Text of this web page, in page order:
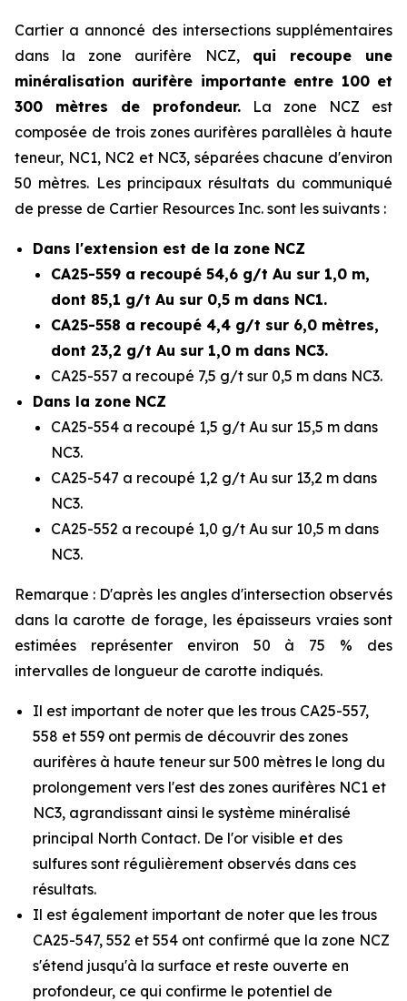
Cartier a annoncé des intersections supplémentaires
dans la zone aurifère NCZ, qui recoupe une
minéralisation aurifère importante entre 100 et
300 mètres de profondeur. La zone NCZ est
composée de trois zones aurifères parallèles à haute
teneur, NC1, NC2 et NC3, séparées chacune d'environ
50 mètres. Les principaux résultats du communiqué
de presse de Cartier Resources Inc. sont les suivants :
Dans l'extension est de la zone NCZ
CA25-559 a recoupé 54,6 g/t Au sur 1,0 m,
dont 85,1 g/t Au sur 0,5 m dans NC1.
CA25-558 a recoupé 4,4 g/t sur 6,0 mètres,
dont 23,2 g/t Au sur 1,0 m dans NC3.
CA25-557 a recoupé 7,5 g/t sur 0,5 m dans NC3.
Dans la zone NCZ
CA25-554 a recoupé 1,5 g/t Au sur 15,5 m dans
NC3.
CA25-547 a recoupé 1,2 g/t Au sur 13,2 m dans
NC3.
CA25-552 a recoupé 1,0 g/t Au sur 10,5 m dans
NC3.
Remarque : D'après les angles d'intersection observés
dans la carotte de forage, les épaisseurs vraies sont
estimées représenter environ 50 à 75 % des
intervalles de longueur de carotte indiqués.
Il est important de noter que les trous CA25-557,
558 et 559 ont permis de découvrir des zones
aurifères à haute teneur sur 500 mètres le long du
prolongement vers l'est des zones aurifères NC1 et
NC3, agrandissant ainsi le système minéralisé
principal North Contact. De l'or visible et des
sulfures sont régulièrement observés dans ces
résultats.
Il est également important de noter que les trous
CA25-547, 552 et 554 ont confirmé que la zone NCZ
s'étend jusqu'à la surface et reste ouverte en
profondeur, ce qui confirme le potentiel de